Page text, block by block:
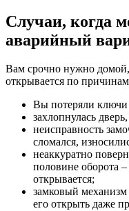
Случаи, когда
аварийный
Вам срочно нужно
открывается по
Вы потеряли
захлопнулась
неисправность
сломался,
неаккуратно
половине оборота
открывается;
замковый
его открыть даже